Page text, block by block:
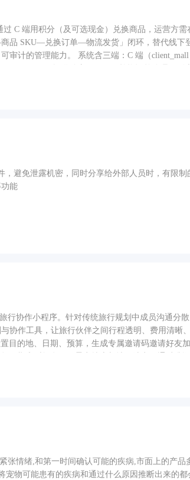
C 端用积分（及可选现金）兑换商品，运营方
品 SKU—兑换订单—物流发货」闭环，替代线下
审计的管理能力。 系统含三端：C 端（
配置、菜单权限、数据修订恢复等运营支撑能力。
避免泄露机密，同时分享给外部人员时，有限
能
行协作小程序。针对传统旅行规划中成员沟通分
具，让旅行伙伴之间行程透明、费用清晰、互相可见
目的地、日期、预算，生成专属邀请码邀请好友
除成员。 3、业务流程、功能路径描述 用户创建
张情绪,和第一时间确认可能的疾病,市面上的产品
物可能患有的疾病和通过什么原因推断出来的